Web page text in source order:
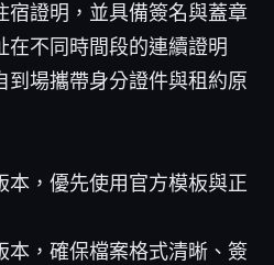
宿證明，並具備簽名與蓋章
在不同時間段的連續證明
到場攜帶身分證件與租約原
本，優先使用官方模板與正
本，確保檔案格式清晰、簽